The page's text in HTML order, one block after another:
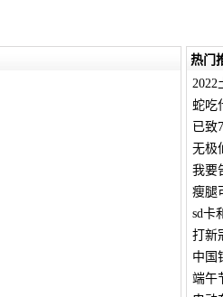
热门
2022
蛇吃
已致
无极
我要
瘦腿
sd卡
打新
中国
端午